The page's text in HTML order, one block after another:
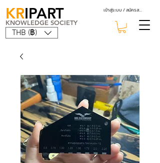
KRIPART
KNOWLEDGE SOCIETY
เข้าสู่ระบบ / สมัครสมาชิก
THB (฿)